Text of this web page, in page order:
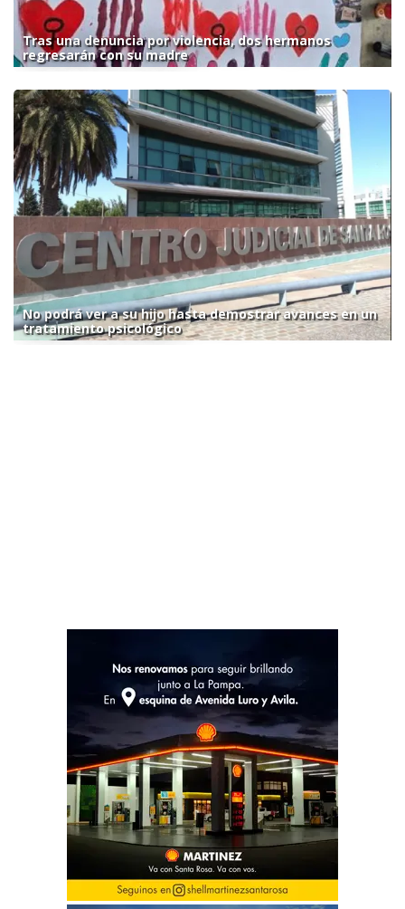
Tras una denuncia por violencia, dos hermanos
regresarán con su madre
No podrá ver a su hijo hasta demostrar avances en un
tratamiento psicológico